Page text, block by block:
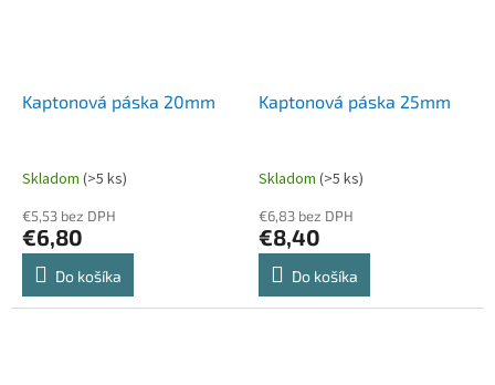
Kaptonová páska 20mm
Skladom (>5 ks)
€5,53 bez DPH
€6,80
Do košíka
Kaptonová páska 25mm
Skladom (>5 ks)
€6,83 bez DPH
€8,40
Do košíka